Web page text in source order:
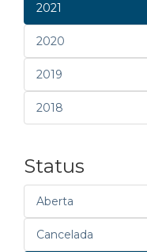
2021
2020
2019
2018
Status
Aberta
Cancelada